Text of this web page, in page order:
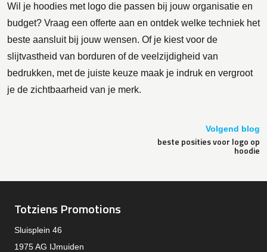
Wil je hoodies met logo die passen bij jouw organisatie en
budget? Vraag een offerte aan en ontdek welke techniek het
beste aansluit bij jouw wensen. Of je kiest voor de
slijtvastheid van borduren of de veelzijdigheid van
bedrukken, met de juiste keuze maak je indruk en vergroot
je de zichtbaarheid van je merk.
Volgend blog
beste posities voor logo op
hoodie
Totziens Promotions
Sluisplein 46
1975 AG IJmuiden